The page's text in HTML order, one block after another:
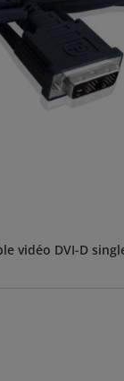
vidéo DVI-D